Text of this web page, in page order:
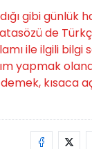
gibi günlük
de
ile ilgili bilgi
yapmak
kısaca